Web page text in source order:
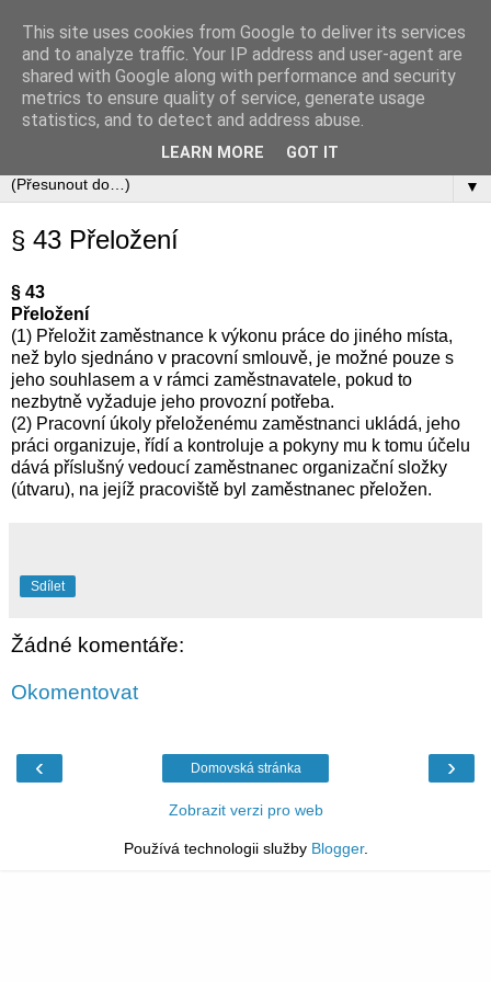
Zákoník práce
Zákon č. 262/2006 Sb., zákoník práce v úplném aktuálním
znění včetně automaticky zapracovávaných změn.
▼
§ 43 Přeložení
§ 43
Přeložení
(1) Přeložit zaměstnance k výkonu práce do jiného místa,
než bylo sjednáno v pracovní smlouvě, je možné pouze s
jeho souhlasem a v rámci zaměstnavatele, pokud to
nezbytně vyžaduje jeho provozní potřeba.
(2) Pracovní úkoly přeloženému zaměstnanci ukládá, jeho
práci organizuje, řídí a kontroluje a pokyny mu k tomu účelu
dává příslušný vedoucí zaměstnanec organizační složky
(útvaru), na jejíž pracoviště byl zaměstnanec přeložen.
Sdílet
Žádné komentáře:
Okomentovat
‹ ›
Domovská stránka
Zobrazit verzi pro web
Používá technologii služby Blogger.
This site uses cookies from Google to deliver its services
and to analyze traffic. Your IP address and user-agent are
shared with Google along with performance and security
metrics to ensure quality of service, generate usage
statistics, and to detect and address abuse.
LEARN MORE GOT IT